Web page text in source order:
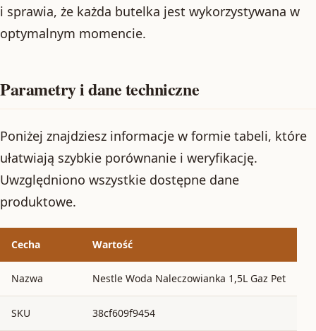
i sprawia, że każda butelka jest wykorzystywana w
optymalnym momencie.
Parametry i dane techniczne
Poniżej znajdziesz informacje w formie tabeli, które
ułatwiają szybkie porównanie i weryfikację.
Uwzględniono wszystkie dostępne dane
produktowe.
Cecha Wartość
Nazwa Nestle Woda Naleczowianka 1,5L Gaz Pet
SKU 38cf609f9454